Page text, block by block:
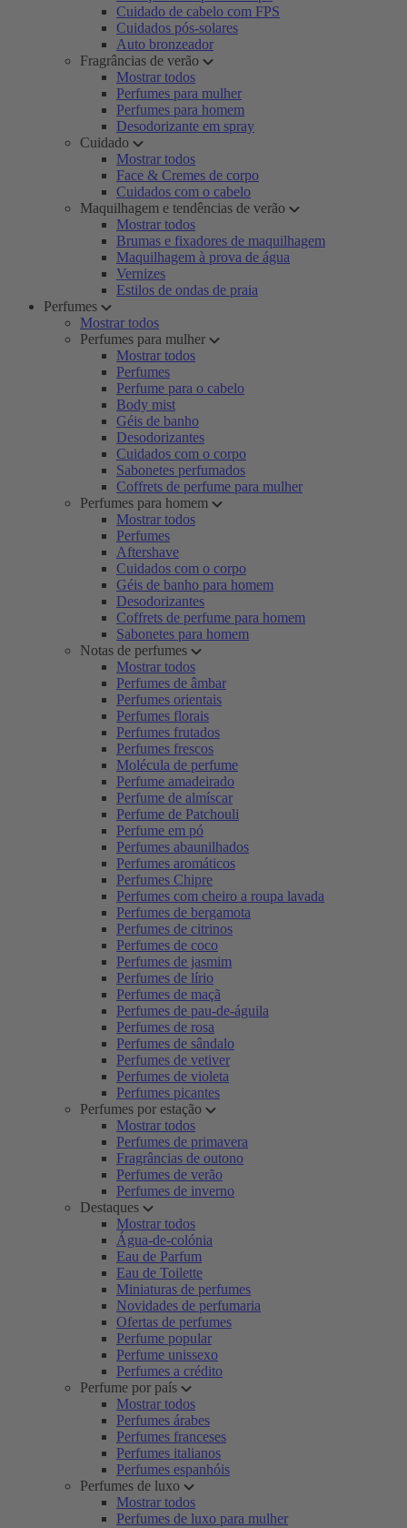
Cuidado de cabelo com FPS
Cuidados pós-solares
Auto bronzeador
Fragrâncias de verão
Mostrar todos
Perfumes para mulher
Perfumes para homem
Desodorizante em spray
Cuidado
Mostrar todos
Face & Cremes de corpo
Cuidados com o cabelo
Maquilhagem e tendências de verão
Mostrar todos
Brumas e fixadores de maquilhagem
Maquilhagem à prova de água
Vernizes
Estilos de ondas de praia
Perfumes
Mostrar todos
Perfumes para mulher
Mostrar todos
Perfumes
Perfume para o cabelo
Body mist
Géis de banho
Desodorizantes
Cuidados com o corpo
Sabonetes perfumados
Coffrets de perfume para mulher
Perfumes para homem
Mostrar todos
Perfumes
Aftershave
Cuidados com o corpo
Géis de banho para homem
Desodorizantes
Coffrets de perfume para homem
Sabonetes para homem
Notas de perfumes
Mostrar todos
Perfumes de âmbar
Perfumes orientais
Perfumes florais
Perfumes frutados
Perfumes frescos
Molécula de perfume
Perfume amadeirado
Perfume de almíscar
Perfume de Patchouli
Perfume em pó
Perfumes abaunilhados
Perfumes aromáticos
Perfumes Chipre
Perfumes com cheiro a roupa lavada
Perfumes de bergamota
Perfumes de citrinos
Perfumes de coco
Perfumes de jasmim
Perfumes de lírio
Perfumes de maçã
Perfumes de pau-de-águila
Perfumes de rosa
Perfumes de sândalo
Perfumes de vetiver
Perfumes de violeta
Perfumes picantes
Perfumes por estação
Mostrar todos
Perfumes de primavera
Fragrâncias de outono
Perfumes de verão
Perfumes de inverno
Destaques
Mostrar todos
Água-de-colónia
Eau de Parfum
Eau de Toilette
Miniaturas de perfumes
Novidades de perfumaria
Ofertas de perfumes
Perfume popular
Perfume unissexo
Perfumes a crédito
Perfume por país
Mostrar todos
Perfumes árabes
Perfumes franceses
Perfumes italianos
Perfumes espanhóis
Perfumes de luxo
Mostrar todos
Perfumes de luxo para mulher